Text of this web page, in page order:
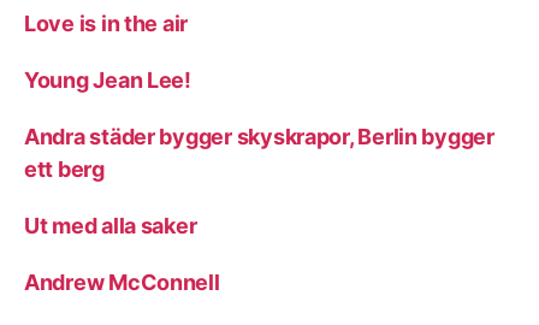
Love is in the air
Young Jean Lee!
Andra städer bygger skyskrapor, Berlin bygger
ett berg
Ut med alla saker
Andrew McConnell